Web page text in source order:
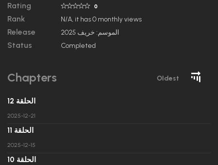
Rating 0
Rank N/A, it has 0 monthly views
Release الموسم: خريف 2025
Status Completed
Chapters Oldest
الحلقة 12
2025-12-21
الحلقة 11
2025-12-15
الحلقة 10